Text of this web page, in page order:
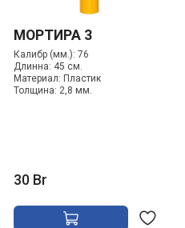
МОРТИРА 3
Калибр (мм.): 76
Длинна: 45 см.
Материал: Пластик
Толщина: 2,8 мм.
30 Br